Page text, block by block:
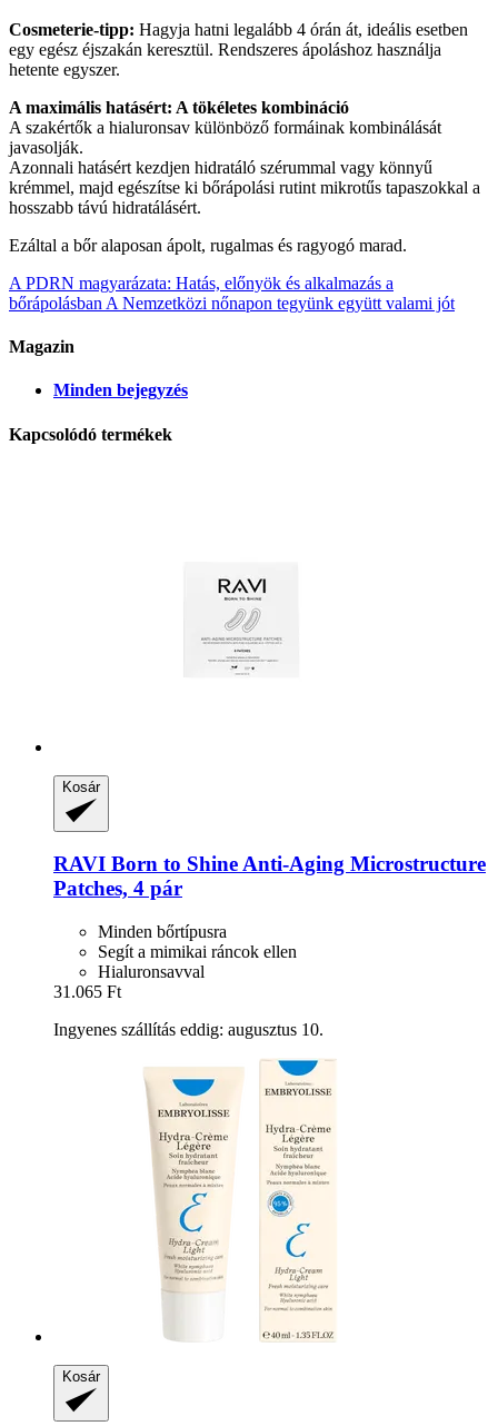
Cosmeterie-tipp: Hagyja hatni legalább 4 órán át, ideális esetben
egy egész éjszakán keresztül. Rendszeres ápoláshoz használja
hetente egyszer.
A maximális hatásért: A tökéletes kombináció
A szakértők a hialuronsav különböző formáinak kombinálását
javasolják.
Azonnali hatásért kezdjen hidratáló szérummal vagy könnyű
krémmel, majd egészítse ki bőrápolási rutint mikrotűs tapaszokkal a
hosszabb távú hidratálásért.
Ezáltal a bőr alaposan ápolt, rugalmas és ragyogó marad.
A PDRN magyarázata: Hatás, előnyök és alkalmazás a
bőrápolásban A Nemzetközi nőnapon tegyünk együtt valami jót
Magazin
Minden bejegyzés
Kapcsolódó termékek
Kosár
RAVI Born to ShineAnti-​Aging Microstructure
Patches, 4 pár
Minden bőrtípusra
Segít a mimikai ráncok ellen
Hialuronsavval
31.065 Ft
Ingyenes szállítás eddig: augusztus 10.
Kosár